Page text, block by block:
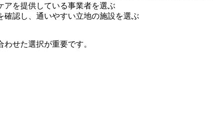
アを提供している事業者を選ぶ
認し、通いやすい立地の施設を選ぶ
せた選択が重要です。